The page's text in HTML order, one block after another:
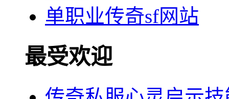
单职业传奇sf网站
最受欢迎